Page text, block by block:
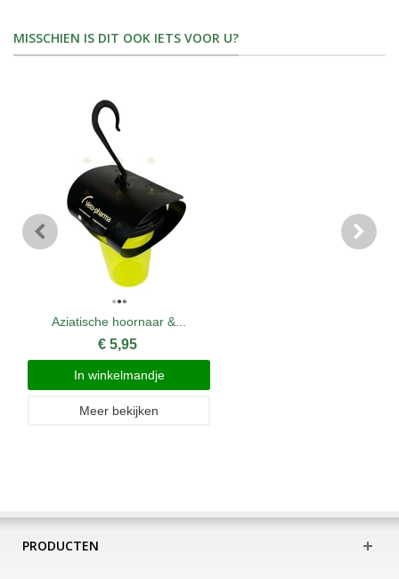
MISSCHIEN IS DIT OOK IETS VOOR U?
Aziatische hoornaar &...
€ 5,95
In winkelmandje
Meer bekijken
PRODUCTEN